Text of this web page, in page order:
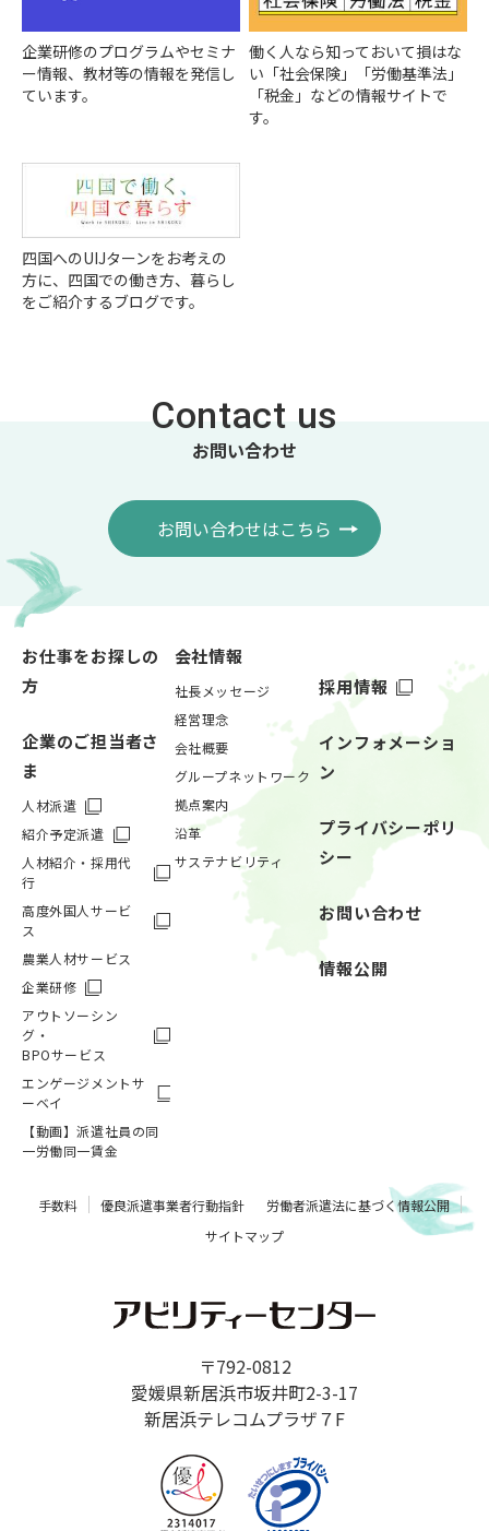
企業研修のプログラムやセミナ
ー情報、教材等の情報を発信し
ています。
働く人なら知っておいて損はな
い「社会保険」「労働基準法」
「税金」などの情報サイトで
す。
四国へのUIJターンをお考えの
方に、四国での働き方、暮らし
をご紹介するブログです。
Contact us
お問い合わせ
お問い合わせはこちら
〒792-0812
愛媛県新居浜市坂井町2-3-17
新居浜テレコムプラザ７F
お仕事をお探しの
方
企業のご担当者さ
ま
人材派遣
紹介予定派遣
人材紹介・採用代
行
高度外国人サービ
ス
農業人材サービス
企業研修
アウトソーシン
グ・
BPOサービス
エンゲージメントサ
ーベイ
【動画】派遣社員の同
一労働同一賃金
会社情報
社長メッセージ
経営理念
会社概要
グループネットワーク
拠点案内
沿革
サステナビリティ
採用情報
インフォメーショ
ン
プライバシーポリ
シー
お問い合わせ
情報公開
手数料 優良派遣事業者行動指針
労働者派遣法に基づく情報公開
サイトマップ